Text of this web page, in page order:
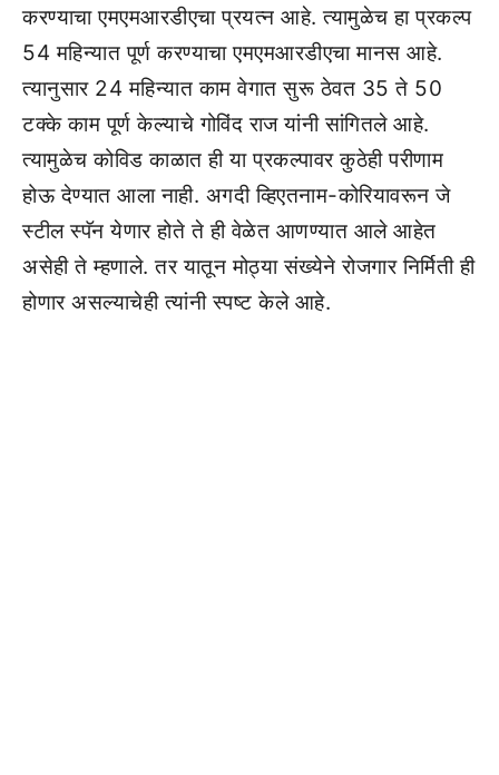
करण्याचा एमएमआरडीएचा प्रयत्न आहे. त्यामुळेच हा प्रकल्प
54 महिन्यात पूर्ण करण्याचा एमएमआरडीएचा मानस आहे.
त्यानुसार 24 महिन्यात काम वेगात सुरू ठेवत 35 ते 50
टक्के काम पूर्ण केल्याचे गोविंद राज यांनी सांगितले आहे.
त्यामुळेच कोविड काळात ही या प्रकल्पावर कुठेही परीणाम
होऊ देण्यात आला नाही. अगदी व्हिएतनाम-कोरियावरून जे
स्टील स्पॅन येणार होते ते ही वेळेत आणण्यात आले आहेत
असेही ते म्हणाले. तर यातून मोठ्या संख्येने रोजगार निर्मिती ही
होणार असल्याचेही त्यांनी स्पष्ट केले आहे.